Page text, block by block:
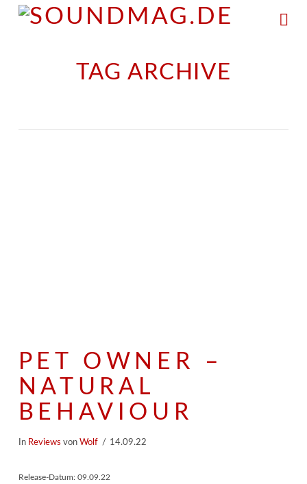
TAG ARCHIVE
PET OWNER –
NATURAL
BEHAVIOUR
In Reviews von Wolf 14.09.22
Release-Datum: 09.09.22